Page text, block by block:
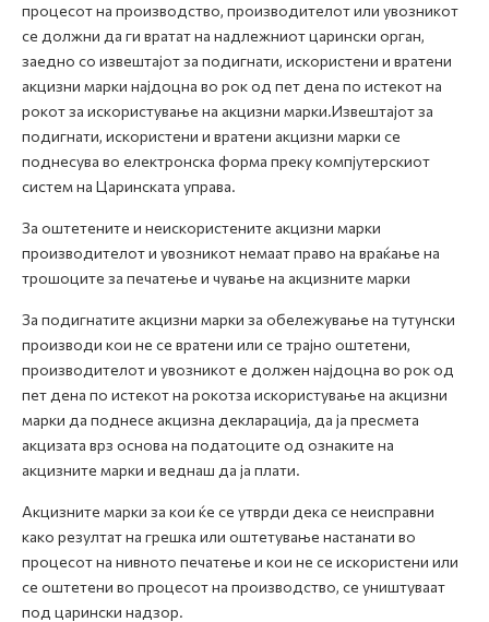
процесот на производство, производителот или увозникот
се должни да ги вратат на надлежниот царински орган,
заедно со извештајот за подигнати, искористени и вратени
акцизни марки најдоцна во рок од пет дена по истекот на
рокот за искористување на акцизни марки.Извештајот за
подигнати, искористени и вратени акцизни марки се
поднесува во електронска форма преку компјутерскиот
систем на Царинската управа.
За оштетените и неискористените акцизни марки
производителот и увозникот немаат право на враќање на
трошоците за печатење и чување на акцизните марки
За подигнатите акцизни марки за обележување на тутунски
производи кои не се вратени или се трајно оштетени,
производителот и увозникот е должен најдоцна во рок од
пет дена по истекот на рокотза искористување на акцизни
марки да поднесе акцизна декларација, да ја пресмета
акцизата врз основа на податоците од ознаките на
акцизните марки и веднаш да ја плати.
Акцизните марки за кои ќе се утврди дека се неисправни
како резултат на грешка или оштетување настанати во
процесот на нивното печатење и кои не се искористени или
се оштетени во процесот на производство, се уништуваат
под царински надзор.